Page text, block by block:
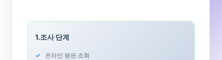
1.조사 단계
온라인 평판 조회